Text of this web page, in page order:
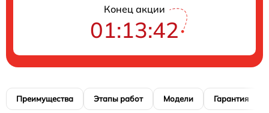
Конец акции
01:13:42
Преимущества Этапы работ Модели Гарантия